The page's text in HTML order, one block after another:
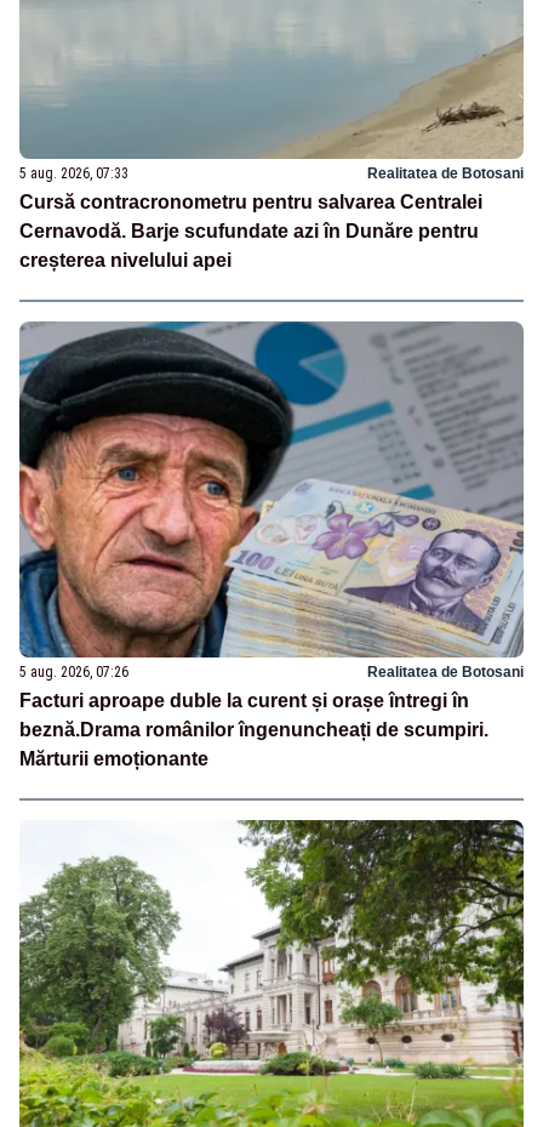
5 aug. 2026, 07:33 Realitatea de Botosani
Cursă contracronometru pentru salvarea Centralei
Cernavodă. Barje scufundate azi în Dunăre pentru
creșterea nivelului apei
5 aug. 2026, 07:26 Realitatea de Botosani
Facturi aproape duble la curent și orașe întregi în
beznă.Drama românilor îngenuncheați de scumpiri.
Mărturii emoționante